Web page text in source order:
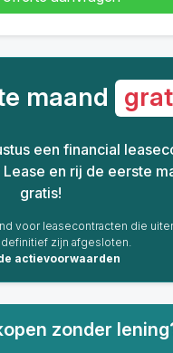
maand
een financial
en rij de eerste
gratis!
voor leasecontracten die
zijn afgesloten.
actievoorwaarden
zonder